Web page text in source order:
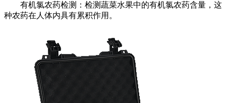
有机氯农药检测：检测蔬菜水果中的有机氯农药含量，这
种农药在人体内具有累积作用。